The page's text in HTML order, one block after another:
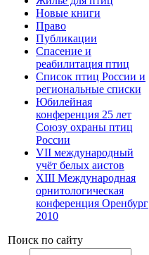
Новые книги
Право
Публикации
Спасение и
реабилитация птиц
Список птиц России и
региональные списки
Юбилейная
конференция 25 лет
Союзу охраны птиц
России
VII международный
учёт белых аистов
XIII Международная
орнитологическая
конференция Оренбург
2010
Поиск по сайту